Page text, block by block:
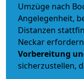
Umzüge nach
Angelegenheit,
Distanzen
Neckar
Vorbereitung
sicherzustellen,